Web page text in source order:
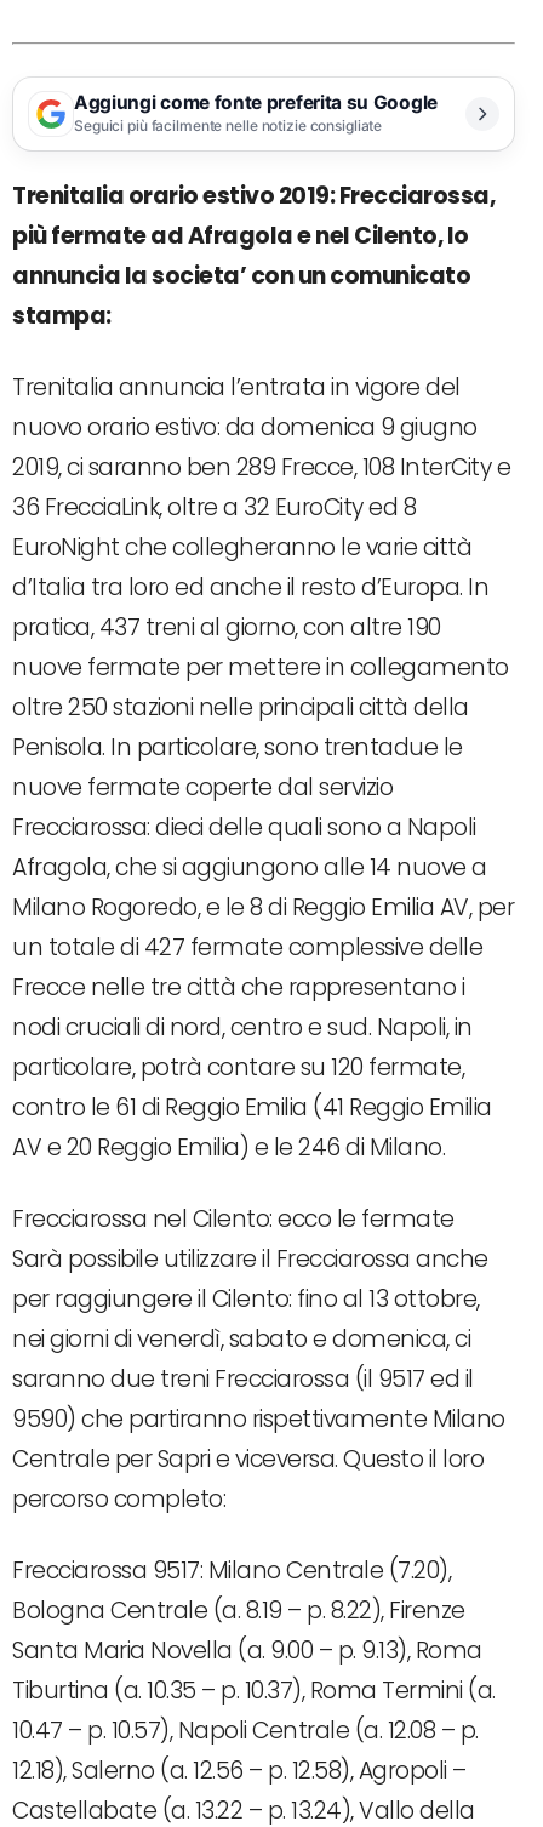
Aggiungi come fonte preferita su Google
Seguici più facilmente nelle notizie consigliate
Trenitalia orario estivo 2019: Frecciarossa,
più fermate ad Afragola e nel Cilento, lo
annuncia la societa’ con un comunicato
stampa:
Trenitalia annuncia l’entrata in vigore del
nuovo orario estivo: da domenica 9 giugno
2019, ci saranno ben 289 Frecce, 108 InterCity e
36 FrecciaLink, oltre a 32 EuroCity ed 8
EuroNight che collegheranno le varie città
d’Italia tra loro ed anche il resto d’Europa. In
pratica, 437 treni al giorno, con altre 190
nuove fermate per mettere in collegamento
oltre 250 stazioni nelle principali città della
Penisola. In particolare, sono trentadue le
nuove fermate coperte dal servizio
Frecciarossa: dieci delle quali sono a Napoli
Afragola, che si aggiungono alle 14 nuove a
Milano Rogoredo, e le 8 di Reggio Emilia AV, per
un totale di 427 fermate complessive delle
Frecce nelle tre città che rappresentano i
nodi cruciali di nord, centro e sud. Napoli, in
particolare, potrà contare su 120 fermate,
contro le 61 di Reggio Emilia (41 Reggio Emilia
AV e 20 Reggio Emilia) e le 246 di Milano.
Frecciarossa nel Cilento: ecco le fermate
Sarà possibile utilizzare il Frecciarossa anche
per raggiungere il Cilento: fino al 13 ottobre,
nei giorni di venerdì, sabato e domenica, ci
saranno due treni Frecciarossa (il 9517 ed il
9590) che partiranno rispettivamente Milano
Centrale per Sapri e viceversa. Questo il loro
percorso completo:
Frecciarossa 9517: Milano Centrale (7.20),
Bologna Centrale (a. 8.19 – p. 8.22), Firenze
Santa Maria Novella (a. 9.00 – p. 9.13), Roma
Tiburtina (a. 10.35 – p. 10.37), Roma Termini (a.
10.47 – p. 10.57), Napoli Centrale (a. 12.08 – p.
12.18), Salerno (a. 12.56 – p. 12.58), Agropoli –
Castellabate (a. 13.22 – p. 13.24), Vallo della